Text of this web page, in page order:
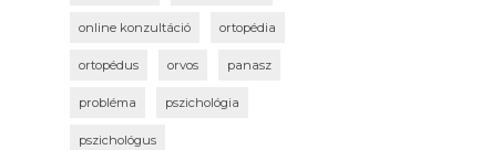
online konzultáció ortopédia
ortopédus orvos panasz
probléma pszichológia
pszichológus